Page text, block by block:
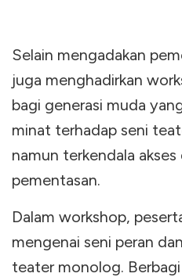
Selain mengadakan
juga menghadirkan
bagi generasi muda
minat terhadap seni
namun terkendala
pementasan.
Dalam workshop,
mengenai seni peran
teater monolog.